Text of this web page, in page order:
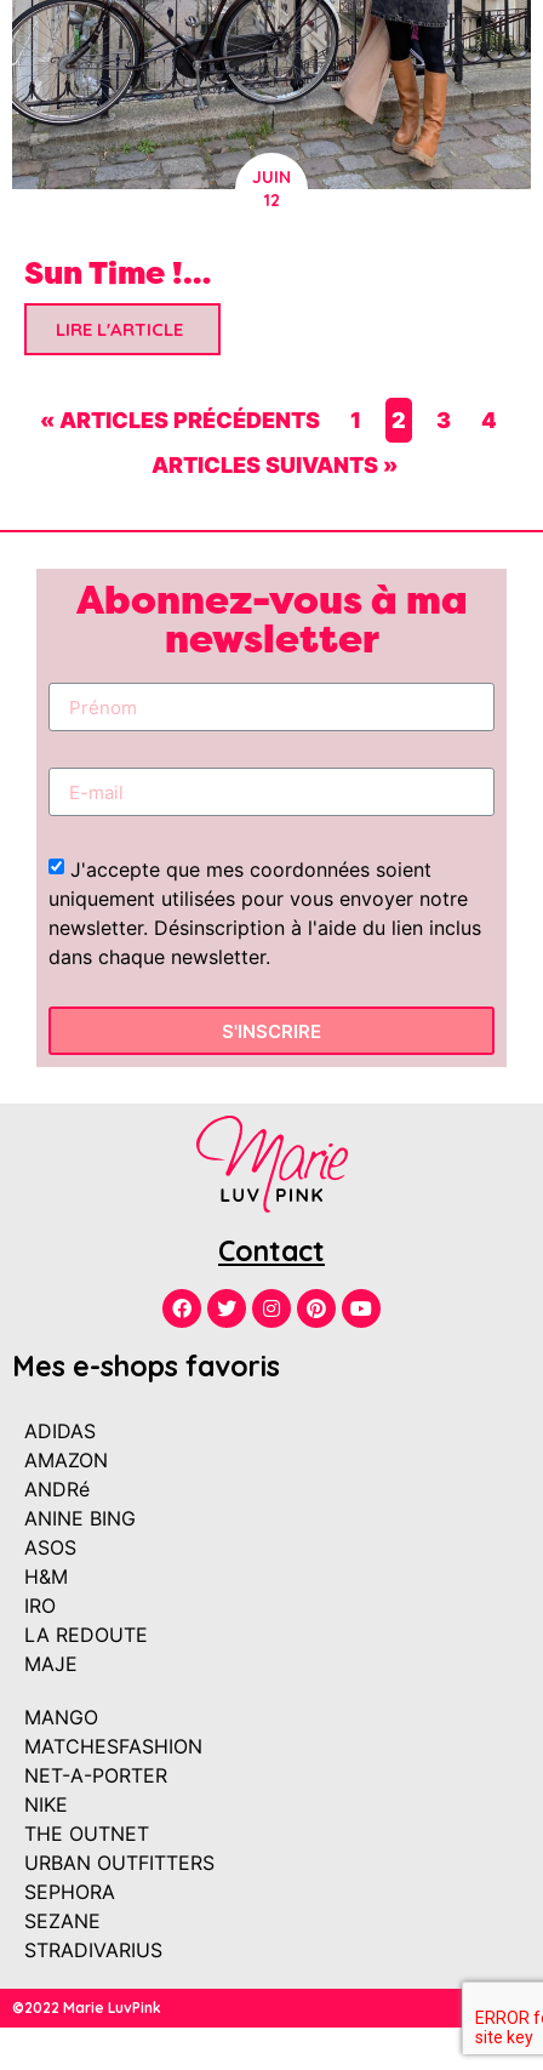
JUIN
12
Sun Time !…
LIRE L'ARTICLE
« ARTICLES PRÉCÉDENTS 1 2 3
4
ARTICLES SUIVANTS »
Abonnez-vous à ma
newsletter
J'accepte que mes coordonnées soient
uniquement utilisées pour vous envoyer notre
newsletter. Désinscription à l'aide du lien inclus
dans chaque newsletter.
S'INSCRIRE
Contact
Mes e-shops favoris
ADIDAS
AMAZON
ANDRé
ANINE BING
ASOS
H&M
IRO
LA REDOUTE
MAJE
MANGO
MATCHESFASHION
NET-A-PORTER
NIKE
THE OUTNET
URBAN OUTFITTERS
SEPHORA
SEZANE
STRADIVARIUS
©2022 Marie LuvPink